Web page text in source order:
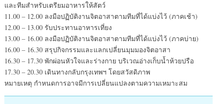
และทีมสำหรับเตรียมอาหารให้สัตว์
11.00 – 12.00 ลงมือปฏิบัติงานจิตอาสาตามทีมที่ได้แบ่งไว้ (ภาคเช้า)
12.00 – 13.00 รับประทานอาหารเที่ยง
13.00 – 16.00 ลงมือปฏิบัติงานจิตอาสาตามทีมที่ได้แบ่งไว้ (ภาคบ่าย)
16.00 – 16.30 สรุปกิจกรรมและแลกเปลี่ยนมุมมองจิตอาสา
16.30 – 17.30 พักผ่อนหัวใจและร่างกาย บริเวณอ่างเก็บน้ำห้วยปรือ
17.30 – 20.30 เดินทางกลับกรุงเทพฯ โดยสวัสดิภาพ
หมายเหตุ กำหนดการอาจมีการเปลี่ยนแปลงตามความเหมาะสม